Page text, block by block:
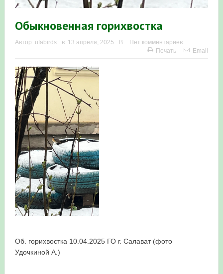
Обыкновенная горихвостка
Автор: ufabirds в: 13 апреля, 2025 В:
Нет комментариев
Печать
Email
Об. горихвостка 10.04.2025 ГО г. Салават (фото
Удочкиной А.)